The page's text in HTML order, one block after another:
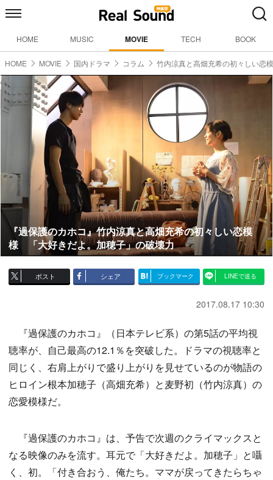
HOME MUSIC MOVIE TECH BOOK
HOME MOVIE 国内ドラマ コラム 竹内涼真と高畑充希の初々しい恋
『過保護のカホコ』竹内涼真と高畑充希の初々しい恋模
様 「大好きだよ。加穂子」の破壊力
ポスト シェア ブックマーク LINEで送る
2017.08.17 10:30
『過保護のカホコ』（日本テレビ系）の第5話の平均視
聴率が、自己最高の12.1％を突破した。ドラマの視聴率と
同じく、右肩上がりで盛り上がりを見せているのが物語の
ヒロイン根本加穂子（高畑充希）と麦野初（竹内涼真）の
恋愛模様だ。
『過保護のカホコ』は、予告で次週のクライマックスと
なる映像のみを流す。耳元で「大好きだよ。加穂子」と囁
く、初。「付き合おう、俺たち。ママが戻ってきたらちゃ